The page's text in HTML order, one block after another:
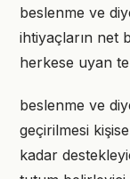
beslenme ve
ihtiyaçların net
herkese uyan
beslenme ve
geçirilmesi
kadar